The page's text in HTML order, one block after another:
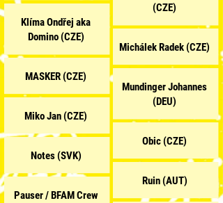
Klíma Ondřej aka
Domino (CZE)
MASKER (CZE)
Miko Jan (CZE)
Notes (SVK)
Pauser / BFAM Crew
(CZE)
MichálekRadek(CZE)
Mundinger Johannes
(DEU)
Obic (CZE)
Ruin (AUT)